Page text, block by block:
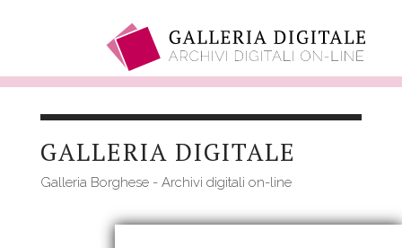
contenutoGALLERIA DIGITALE
Galleria Borghese - Archivi digitali on-line